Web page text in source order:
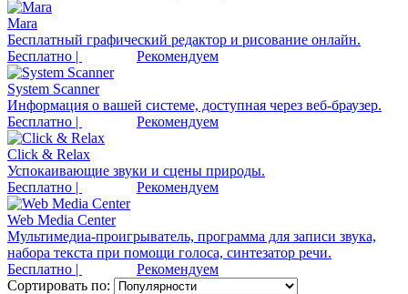
Mara
Бесплатный графический редактор и рисование онлайн.
Бесплатно |
Рекомендуем
System Scanner
Информация о вашей системе, доступная через веб-браузер.
Бесплатно |
Рекомендуем
Click & Relax
Успокаивающие звуки и сцены природы.
Бесплатно |
Рекомендуем
Web Media Center
Мультимедиа-проигрыватель, программа для записи звука,
набора текста при помощи голоса, синтезатор речи.
Бесплатно |
Рекомендуем
Сортировать по: